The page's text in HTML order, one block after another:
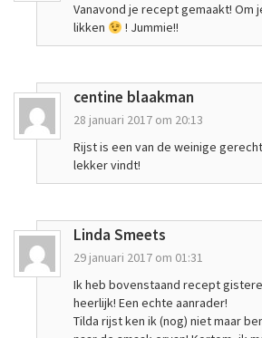
Vanavond je recept gemaakt! Om
likken
! Jummie!!
centine blaakman
28 januari 2017 om 20:13
Rijst is een van de weinige
lekker vindt!
Linda Smeets
29 januari 2017 om 01:31
Ik heb bovenstaand recept
heerlijk! Een echte aanrader!
Tilda rijst ken ik (nog) niet maar